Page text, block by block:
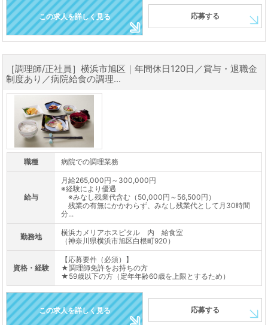
この求人を詳しく見る 応募する
［調理師/正社員］横浜市旭区｜年間休日120日／賞与・退職金
制度あり／病院給食の調理...
職種 病院での調理業務
給与
月給265,000円～300,000円
※経験により優遇
※みなし残業代含む（50,000円～56,500円）
残業の有無にかかわらず、みなし残業代として月30時間
分...
勤務地
横浜カメリアホスピタル 内 給食室
（神奈川県横浜市旭区白根町920）
資格・経験
【応募要件（必須）】
★調理師免許をお持ちの方
★59歳以下の方（定年年齢60歳を上限とするため）
この求人を詳しく見る 応募する